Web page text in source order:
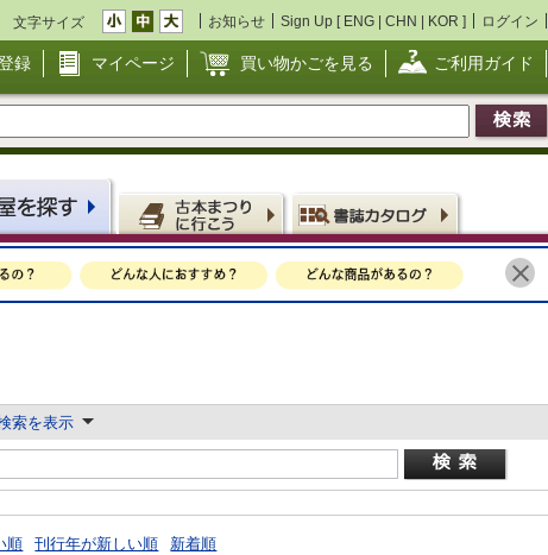
文字サイズ お知らせ Sign Up [ ENG | CHN | KOR ] ログイン
録 マイページ 買い物かごを見る ご利用ガイド
索を表示
順 刊行年が新しい順 新着順